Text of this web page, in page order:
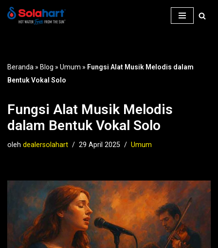
Beranda » Blog » Umum » Fungsi Alat Musik Melodis dalam
Bentuk Vokal Solo
Fungsi Alat Musik Melodis
dalam Bentuk Vokal Solo
oleh dealersolahart 29 April 2025 Umum